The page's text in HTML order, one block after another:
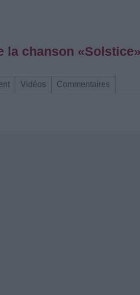
la chanson
Vidéos Commentaires